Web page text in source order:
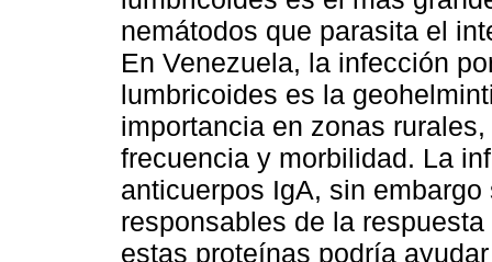
nemátodos que parasita el
En Venezuela, la infección
lumbricoides es la
importancia en zonas
frecuencia y morbilidad. La
anticuerpos IgA, sin
responsables de la
estas proteínas podría